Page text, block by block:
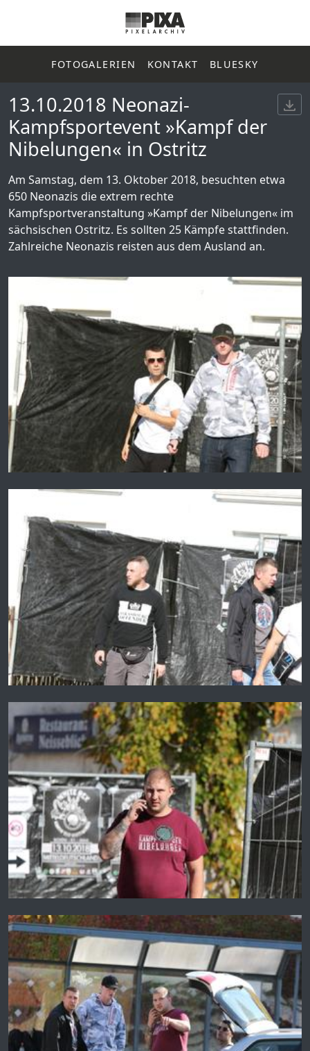
FOTOGALERIEN KONTAKT BLUESKY
13.10.2018 Neonazi-
Kampfsportevent »Kampf der
Nibelungen« in Ostritz
Am Samstag, dem 13. Oktober 2018, besuchten etwa
650 Neonazis die extrem rechte
Kampfsportveranstaltung »Kampf der Nibelungen« im
sächsischen Ostritz. Es sollten 25 Kämpfe stattfinden.
Zahlreiche Neonazis reisten aus dem Ausland an.